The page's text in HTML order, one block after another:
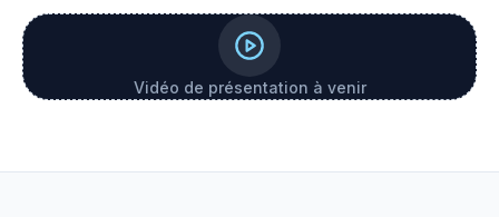
Vidéo de présentation à venir